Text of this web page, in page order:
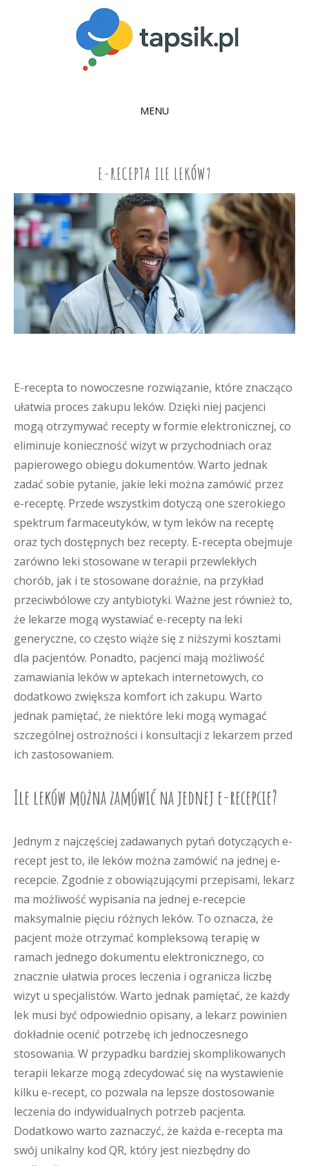
MENU
E-RECEPTA ILE LEKÓW?
E-recepta to nowoczesne rozwiązanie, które znacząco
ułatwia proces zakupu leków. Dzięki niej pacjenci
mogą otrzymywać recepty w formie elektronicznej, co
eliminuje konieczność wizyt w przychodniach oraz
papierowego obiegu dokumentów. Warto jednak
zadać sobie pytanie, jakie leki można zamówić przez
e-receptę. Przede wszystkim dotyczą one szerokiego
spektrum farmaceutyków, w tym leków na receptę
oraz tych dostępnych bez recepty. E-recepta obejmuje
zarówno leki stosowane w terapii przewlekłych
chorób, jak i te stosowane doraźnie, na przykład
przeciwbólowe czy antybiotyki. Ważne jest również to,
że lekarze mogą wystawiać e-recepty na leki
generyczne, co często wiąże się z niższymi kosztami
dla pacjentów. Ponadto, pacjenci mają możliwość
zamawiania leków w aptekach internetowych, co
dodatkowo zwiększa komfort ich zakupu. Warto
jednak pamiętać, że niektóre leki mogą wymagać
szczególnej ostrożności i konsultacji z lekarzem przed
ich zastosowaniem.
Ile leków można zamówić na jednej e-recepcie?
Jednym z najczęściej zadawanych pytań dotyczących e-
recept jest to, ile leków można zamówić na jednej e-
recepcie. Zgodnie z obowiązującymi przepisami, lekarz
ma możliwość wypisania na jednej e-recepcie
maksymalnie pięciu różnych leków. To oznacza, że
pacjent może otrzymać kompleksową terapię w
ramach jednego dokumentu elektronicznego, co
znacznie ułatwia proces leczenia i ogranicza liczbę
wizyt u specjalistów. Warto jednak pamiętać, że każdy
lek musi być odpowiednio opisany, a lekarz powinien
dokładnie ocenić potrzebę ich jednoczesnego
stosowania. W przypadku bardziej skomplikowanych
terapii lekarze mogą zdecydować się na wystawienie
kilku e-recept, co pozwala na lepsze dostosowanie
leczenia do indywidualnych potrzeb pacjenta.
Dodatkowo warto zaznaczyć, że każda e-recepta ma
swój unikalny kod QR, który jest niezbędny do